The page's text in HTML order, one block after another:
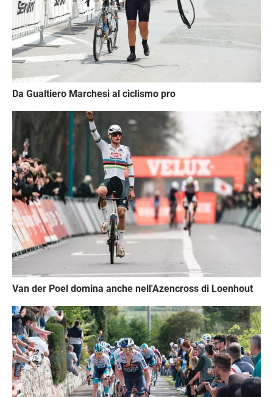
Da Gualtiero Marchesi al ciclismo pro
Van der Poel domina anche nell'Azencross di Loenhout
Immagine